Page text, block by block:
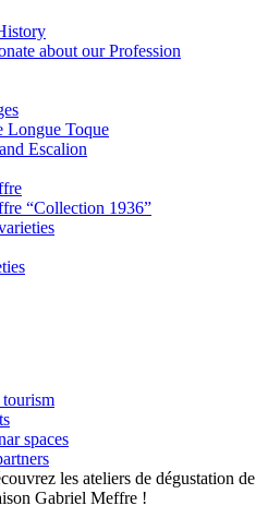
about our Profession
Longue Toque
Escalion
“Collection 1936”
spaces